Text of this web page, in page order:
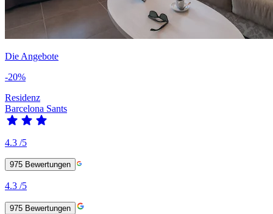
Die Angebote
-20%
Residenz
Barcelona Sants
4.3 /5
975 Bewertungen
4.3 /5
975 Bewertungen